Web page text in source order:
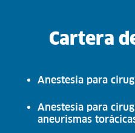
Cartera
Anestesia para
Anestesia para
aneurismas